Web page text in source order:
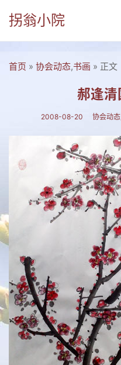
拐翁小院
付
张
潘
首页 » 协会动态,书画 » 正文
郝逢清
2008-08-20 协会动态